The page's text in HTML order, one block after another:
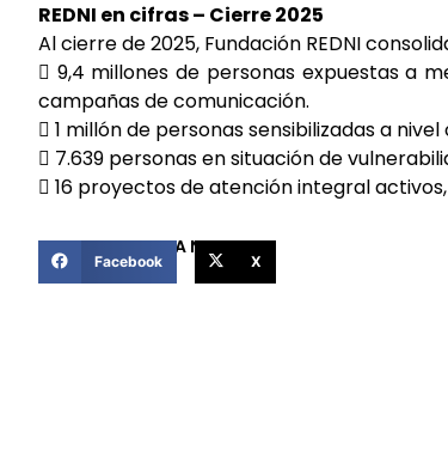
REDNI en cifras – Cierre 2025
Al cierre de 2025, Fundación REDNI
 9,4 millones de personas expuestas a
campañas de comunicación.
 1 millón de personas sensibilizadas a
 7.639 personas en situación de
 16 proyectos de atención integral
COMPARTIR ESTA NOTICIA
Facebook X